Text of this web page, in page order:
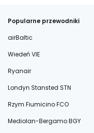
Popularne przewodniki
airBaltic
Wiedeń VIE
Ryanair
Londyn Stansted STN
Rzym Fiumicino FCO
Mediolan-Bergamo BGY